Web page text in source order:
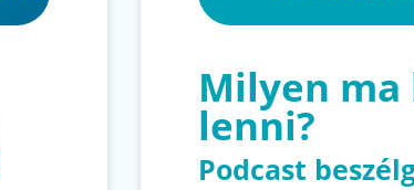
Milyen ma
lenni?
Podcast